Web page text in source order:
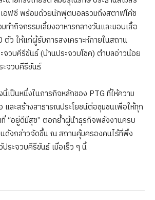
อฟซี พร้อมด้วยนักฟุตบอลรวมถึงสตาฟโค้ช
ทำกิจกรรมเลี้ยงอาหารกลางวันและมอบเสื้อ
ว ให้แก่ผู้รับการสงเคราะห์ภายในสถาน
วบคีรีขันธ์ (บ้านประจวบโชค) ตำบลอ่าวน้อย
ะจวบคีรีขันธ์
เป็นหนึ่งในภารกิจหลักของ PTG ที่ให้ความ
และสร้างสาธารณประโยชน์ต่อชุมชนเพื่อให้ทุก
“อยู่ดีมีสุข” ตอกย้ำผู้นำธุรกิจพลังงานครบ
ดังกล่าวจัดขึ้น ณ สถานคุ้มครองคนไร้ที่พึ่ง
ระจวบคีรีขันธ์ เมื่อเร็ว ๆ นี้